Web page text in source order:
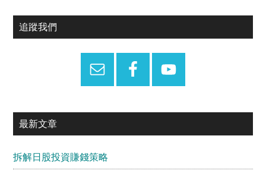
Primary
追蹤我們
最新文章
拆解日股投資賺錢策略